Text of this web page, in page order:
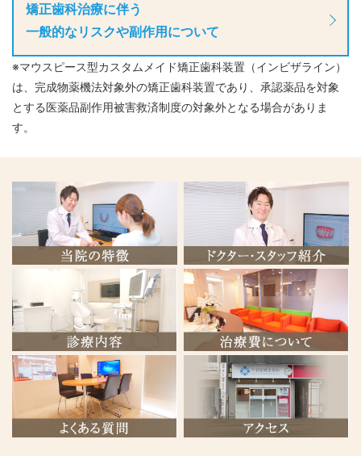
矯正歯科治療に伴う
一般的なリスクや副作用について
※マウスピース型カスタムメイド矯正歯科装置（インビザライン）
は、完成物薬機法対象外の矯正歯科装置であり、承認薬品を対象
とする医薬品副作用被害救済制度の対象外となる場合がありま
す。
当院の特徴 ドクター・スタッフ紹介
診療内容 治療費について